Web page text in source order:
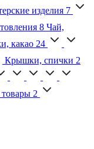
изделия 7
8 Чай,
какао 24
Крышки, спички 2
2